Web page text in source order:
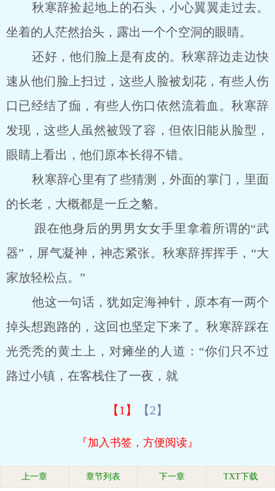
秋寒辞捡起地上的石头，小心翼翼走过去。
坐着的人茫然抬头，露出一个个空洞的眼睛。
还好，他们脸上是有皮的。秋寒辞边走边快
速从他们脸上扫过，这些人脸被划花，有些人伤
口已经结了痂，有些人伤口依然流着血。秋寒辞
发现，这些人虽然被毁了容，但依旧能从脸型，
眼睛上看出，他们原本长得不错。
秋寒辞心里有了些猜测，外面的掌门，里面
的长老，大概都是一丘之貉。
跟在他身后的男男女女手里拿着所谓的“武
器”，屏气凝神，神态紧张。秋寒辞挥挥手，“大
家放轻松点。”
他这一句话，犹如定海神针，原本有一两个
掉头想跑路的，这回也坚定下来了。秋寒辞踩在
光秃秃的黄土上，对瘫坐的人道：“你们只不过
路过小镇，在客栈住了一夜，就
【1】 【2】
『加入书签，方便阅读』
上一章 章节列表 下一章 TXT下载